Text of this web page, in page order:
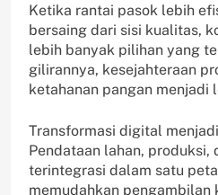
Ketika rantai pasok lebih
bersaing dari sisi kualitas,
lebih banyak pilihan yang
gilirannya, kesejahteraan
ketahanan pangan menjadi
Transformasi digital
Pendataan lahan, produksi,
terintegrasi dalam satu
memudahkan pengambilan